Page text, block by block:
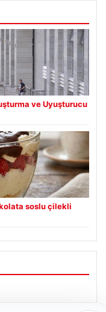
ve Uyuşturucu
soslu çilekli